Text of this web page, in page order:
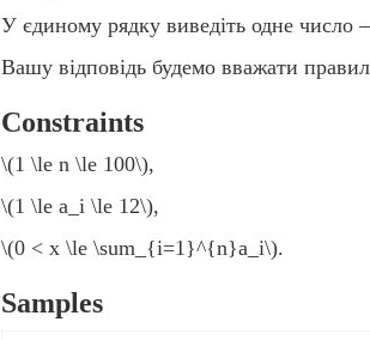
У єдиному рядку виведіть одне
Вашу відповідь будемо вважати
Constraints
\(1 \le n \le 100\),
\(1 \le a_i \le 12\),
\(0 < x \le \sum_{i=1}^{n}a_i\).
Samples